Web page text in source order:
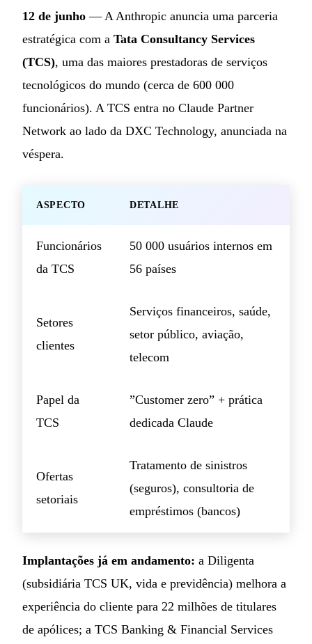
12 de junho — A Anthropic anuncia uma parceria
estratégica com a Tata Consultancy Services
(TCS), uma das maiores prestadoras de serviços
tecnológicos do mundo (cerca de 600 000
funcionários). A TCS entra no Claude Partner
Network ao lado da DXC Technology, anunciada na
véspera.
ASPECTO DETALHE
Funcionários
da TCS
50 000 usuários internos em
56 países
Setores
clientes
Serviços financeiros, saúde,
setor público, aviação,
telecom
Papel da
TCS
”Customer zero” + prática
dedicada Claude
Ofertas
setoriais
Tratamento de sinistros
(seguros), consultoria de
empréstimos (bancos)
Implantações já em andamento: a Diligenta
(subsidiária TCS UK, vida e previdência) melhora a
experiência do cliente para 22 milhões de titulares
de apólices; a TCS Banking & Financial Services